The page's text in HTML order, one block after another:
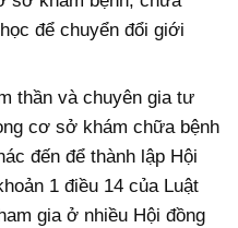
để chuyển đổi giới
thần và chuyên gia tư
cơ sở khám chữa bệnh
đến để thành lập Hội
1 điều 14 của Luật
gia ở nhiều Hội đồng